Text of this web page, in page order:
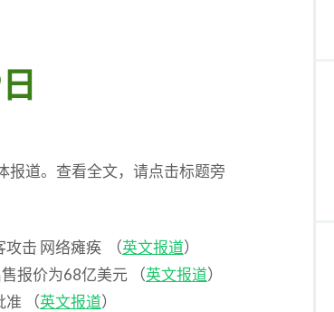
报道。查看全文，请点击标题旁
攻击 网络瘫痪 （英文报道）
报价为68亿美元 （英文报道）
准 （英文报道）